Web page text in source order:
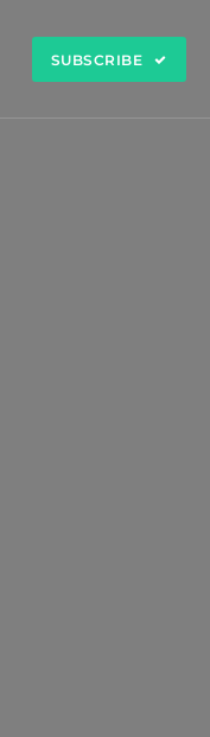
SUBSCRIBE